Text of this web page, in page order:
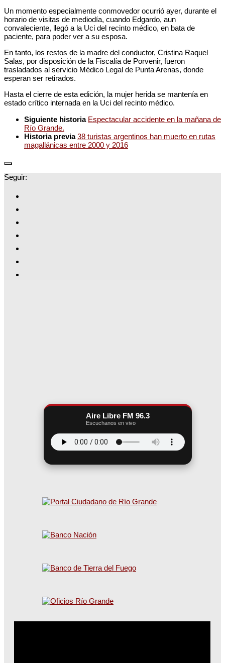
Un momento especialmente conmovedor ocurrió ayer, durante el
horario de visitas de mediodía, cuando Edgardo, aun
convaleciente, llegó a la Uci del recinto médico, en bata de
paciente, para poder ver a su esposa.
En tanto, los restos de la madre del conductor, Cristina Raquel
Salas, por disposición de la Fiscalía de Porvenir, fueron
trasladados al servicio Médico Legal de Punta Arenas, donde
esperan ser retirados.
Hasta el cierre de esta edición, la mujer herida se mantenía en
estado crítico internada en la Uci del recinto médico.
Siguiente historia Espectacular accidente en la mañana de
Río Grande.
Historia previa38 turistas argentinos han muerto en rutas
magallánicas entre 2000 y 2016
Seguir:
Aire Libre FM 96.3
Escuchanos en vivo